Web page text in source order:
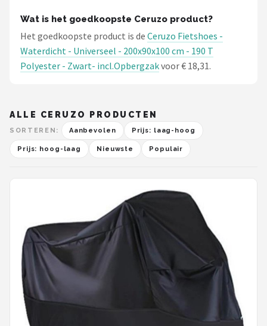
Wat is het goedkoopste Ceruzo product?
Het goedkoopste product is de Ceruzo Fietshoes -
Waterdicht - Universeel - 200x90x100 cm - 190 T
Polyester - Zwart- incl.Opbergzakvoor € 18,31.
ALLE CERUZO PRODUCTEN
SORTEREN: Aanbevolen Prijs: laag-hoog
Prijs: hoog-laag Nieuwste Populair